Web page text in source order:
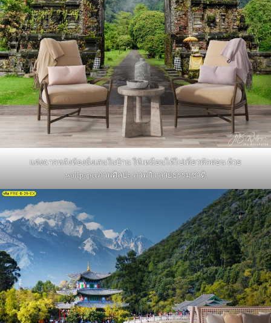
แต่งฉากหลังห้องนั่งเล่นในบ้าน ให้เหมือนได้ไปเที่ยวพักผ่อน ด้วย
wallpaperภาพศิลปะ ภาพวิว ลายธรรมชาติ